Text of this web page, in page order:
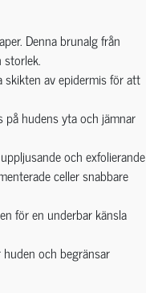
Denna brunalg från
skikten av epidermis för att
på hudens yta och jämnar
och exfolierande
celler snabbare
för en underbar känsla
och begränsar